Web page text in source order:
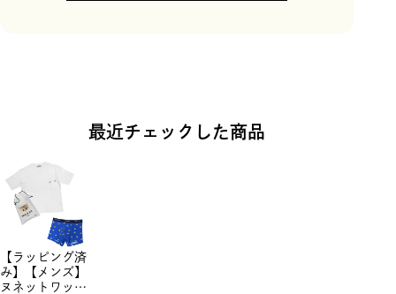
最近チェックした商品
【ラッピング済
み】【メンズ】
ヌネットワッペ